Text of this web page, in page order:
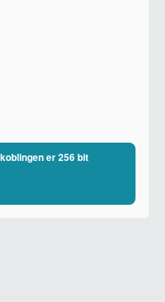
er 256 bit